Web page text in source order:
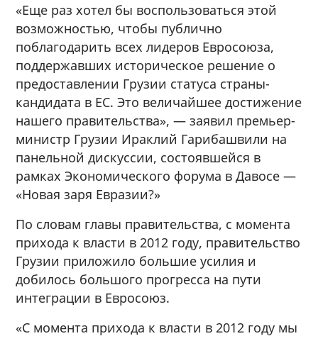
«Еще раз хотел бы воспользоваться этой
возможностью, чтобы публично
поблагодарить всех лидеров Евросоюза,
поддержавших историческое решение о
предоставлении Грузии статуса страны-
кандидата в ЕС. Это величайшее достижение
нашего правительства», — заявил премьер-
министр Грузии Ираклий Гарибашвили на
панельной дискуссии, состоявшейся в
рамках Экономического форума в Давосе —
«Новая заря Евразии?»
По словам главы правительства, с момента
прихода к власти в 2012 году, правительство
Грузии приложило большие усилия и
добилось большого прогресса на пути
интеграции в Евросоюз.
«С момента прихода к власти в 2012 году мы